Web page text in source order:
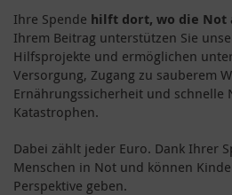
Ihre Spende hilft dort, wo die Not
Ihrem Beitrag unterstützen Sie
Hilfsprojekte und ermöglichen
Versorgung, Zugang zu sauberem
Ernährungssicherheit und schnelle
Katastrophen.
Dabei zählt jeder Euro. Dank Ihrer
Menschen in Not und können
Perspektive geben.